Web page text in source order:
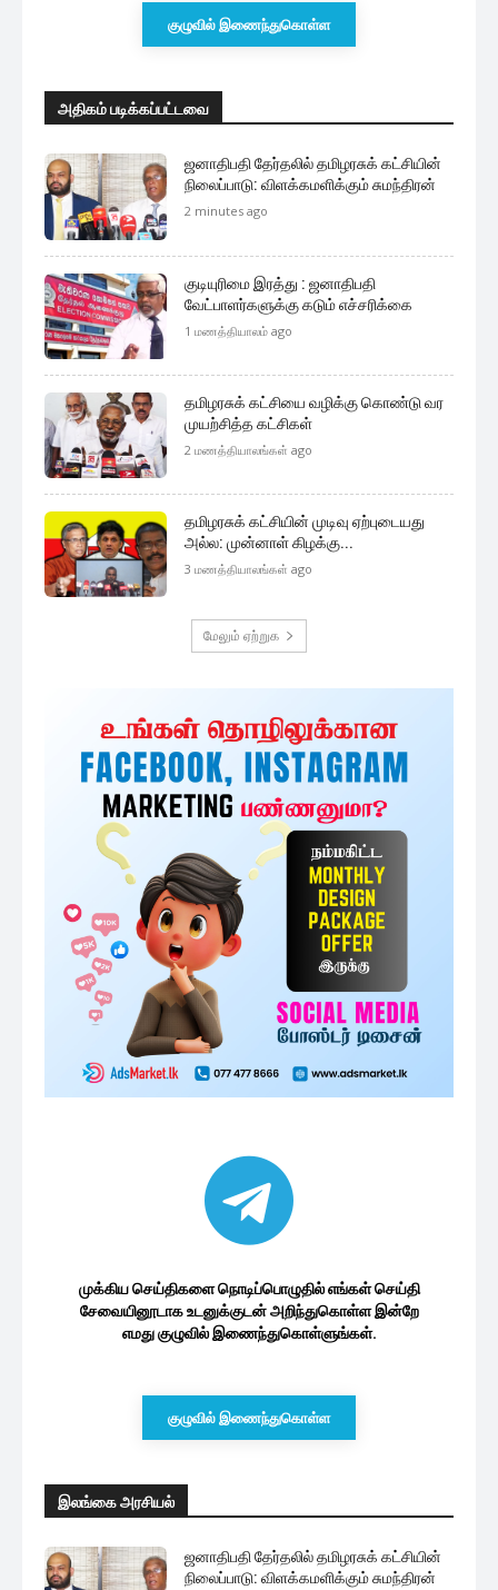
குழுவில் இணைந்துகொள்ள
அதிகம் படிக்கப்பட்டவை
ஜனாதிபதி தேர்தலில் தமிழரசுக் கட்சியின்
நிலைப்பாடு: விளக்கமளிக்கும் சுமந்திரன்
2 minutes ago
குடியுரிமை இரத்து : ஜனாதிபதி
வேட்பாளர்களுக்கு கடும் எச்சரிக்கை
1 மணத்தியாலம் ago
தமிழரசுக் கட்சியை வழிக்கு கொண்டு வர
முயற்சித்த கட்சிகள்
2 மணத்தியாலங்கள் ago
தமிழரசுக் கட்சியின் முடிவு ஏற்புடையது
அல்ல: முன்னாள் கிழக்கு...
3 மணத்தியாலங்கள் ago
மேலும் ஏற்றுக
முக்கிய செய்திகளை நொடிப்பொழுதில் எங்கள் செய்தி
சேவையினூடாக உடனுக்குடன் அறிந்துகொள்ள இன்றே
எமது குழுவில் இணைந்துகொள்ளுங்கள்.
குழுவில் இணைந்துகொள்ள
இலங்கை அரசியல்
ஜனாதிபதி தேர்தலில் தமிழரசுக் கட்சியின்
நிலைப்பாடு: விளக்கமளிக்கும் சுமந்திரன்